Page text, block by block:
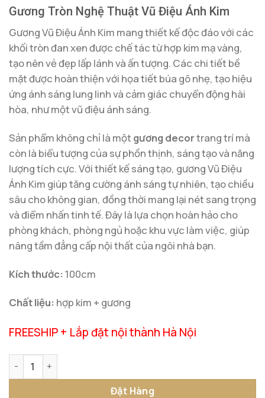
Gương Tròn Nghệ Thuật Vũ Điệu Ánh Kim
Gương Vũ Điệu Ánh Kim mang thiết kế độc đáo với các
khối tròn đan xen được chế tác từ hợp kim mạ vàng,
tạo nên vẻ đẹp lấp lánh và ấn tượng. Các chi tiết bề
mặt được hoàn thiện với họa tiết búa gõ nhẹ, tạo hiệu
ứng ánh sáng lung linh và cảm giác chuyển động hài
hòa, như một vũ điệu ánh sáng.
Sản phẩm không chỉ là một gương decortrang trí mà
còn là biểu tượng của sự phồn thịnh, sáng tạo và năng
lượng tích cực. Với thiết kế sáng tạo, gương Vũ Điệu
Ánh Kim giúp tăng cường ánh sáng tự nhiên, tạo chiều
sâu cho không gian, đồng thời mang lại nét sang trọng
và điểm nhấn tinh tế. Đây là lựa chọn hoàn hảo cho
phòng khách, phòng ngủ hoặc khu vực làm việc, giúp
nâng tầm đẳng cấp nội thất của ngôi nhà bạn.
Kích thước: 100cm
Chất liệu: hợp kim + gương
FREESHIP + Lắp đặt nội thành Hà Nội
Gương Decor Nghệ Thuật Vũ Điệu Ánh Kim số lượng
Đặt Hàng